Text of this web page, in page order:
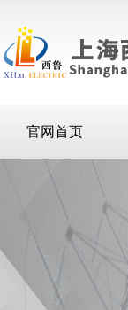
官网首页